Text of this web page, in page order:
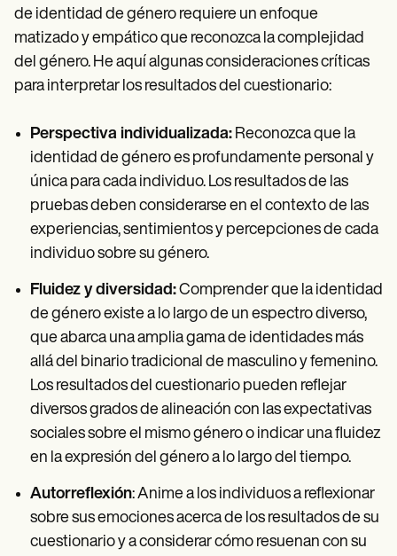
de identidad de género requiere un enfoque
matizado y empático que reconozca la complejidad
del género. He aquí algunas consideraciones críticas
para interpretar los resultados del cuestionario:
Perspectiva individualizada: Reconozca que la
identidad de género es profundamente personal y
única para cada individuo. Los resultados de las
pruebas deben considerarse en el contexto de las
experiencias, sentimientos y percepciones de cada
individuo sobre su género.
Fluidez y diversidad:Comprender que la identidad
de género existe a lo largo de un espectro diverso,
que abarca una amplia gama de identidades más
allá del binario tradicional de masculino y femenino.
Los resultados del cuestionario pueden reflejar
diversos grados de alineación con las expectativas
sociales sobre el mismo género o indicar una fluidez
en la expresión del género a lo largo del tiempo.
Autorreflexión: Anime a los individuos a reflexionar
sobre sus emociones acerca de los resultados de su
cuestionario y a considerar cómo resuenan con su